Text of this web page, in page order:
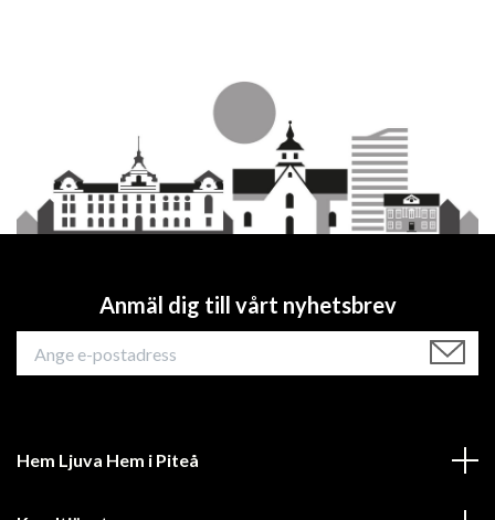
Anmäl dig till vårt nyhetsbrev
Hem Ljuva Hem i Piteå